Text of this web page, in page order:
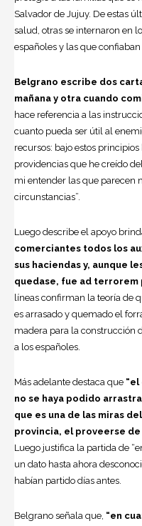
Salvador de Jujuy. De estas
salud, otras se internaron en
españoles y las que confiaban
Belgrano escribe dos
mañana y otra cuando
hace referencia a las
cuanto pueda ser útil al
recursos: bajo estos
providencias que he creído
mi entender las que parecen
circunstancias”.
Luego describe el apoyo
comerciantes todos los
sus haciendas y, aunque
quedase, fue ad terrorem
líneas confirman la teoría de
es arrasado y quemado el
madera para la construcción
a los españoles.
Más adelante destaca que
no se haya podido
que es una de las miras
provincia, el proveerse
Luego justifica la partida de
un dato hasta ahora
habían partido días antes.
Belgrano señala que, “en